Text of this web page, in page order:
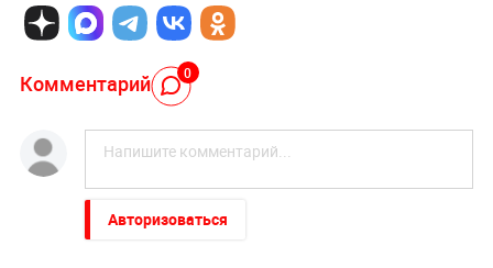
Комментарий 0
Авторизоваться